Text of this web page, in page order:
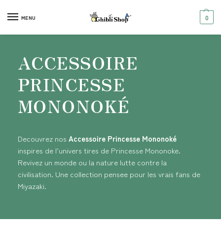
MENU 0
ACCESSOIRE
PRINCESSE
MONONOKÉ
Decouvrez nos Accessoire Princesse Mononoké
inspires de l’univers tires de Princesse Mononoke.
Revivez un monde ou la nature lutte contre la
civilisation. Une collection pensee pour les vrais fans de
Miyazaki.